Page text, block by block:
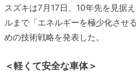
スズキは7月17日、10年先を見据
ルまで「エネルギーを極少化させ
めの技術戦略を発表した。
＜軽くて安全な車体＞